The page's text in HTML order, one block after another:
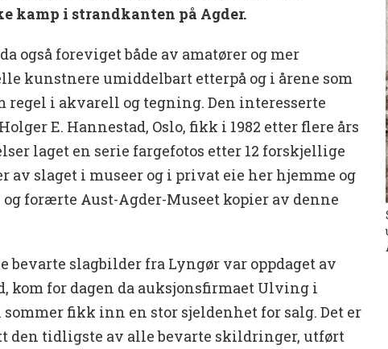
kamp i strandkanten på Agder.
også foreviget både av amatører og mer
kunstnere umiddelbart etterpå og i årene som
regel i akvarell og tegning. Den interesserte
E. Hannestad, Oslo, fikk i 1982 etter flere års
laget en serie fargefotos etter 12 forskjellige
av slaget i museer og i privat eie her hjemme og
forærte Aust-Agder-Museet kopier av denne
bevarte slagbilder fra Lyngør var oppdaget av
kom for dagen da auksjonsfirmaet Ulving i
sommer fikk inn en stor sjeldenhet for salg. Det er
den tidligste av alle bevarte skildringer, utført